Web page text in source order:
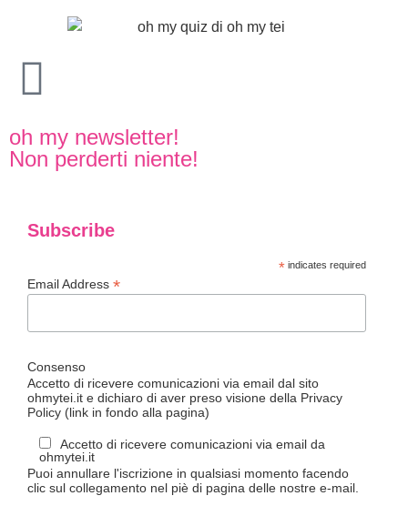
oh my newsletter!
Non perderti niente!
Subscribe
* indicates required
Email Address *
Consenso
Accetto di ricevere comunicazioni via email dal sito
ohmytei.it e dichiaro di aver preso visione della Privacy
Policy (link in fondo alla pagina)
Accetto di ricevere comunicazioni via email da
ohmytei.it
Puoi annullare l'iscrizione in qualsiasi momento facendo
clic sul collegamento nel piè di pagina delle nostre e-mail.